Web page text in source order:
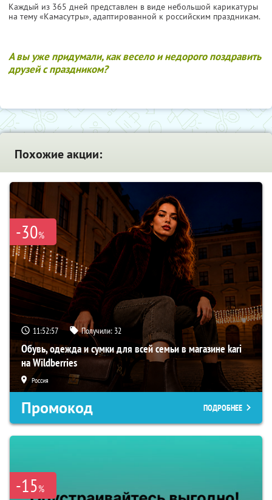
Каждый из 365 дней представлен в виде небольшой карикатуры
на тему «Камасутры», адаптированной к российским праздникам.
А вы уже придумали, как весело и недорого поздравить
друзей с праздником?
Похожие акции:
-30%
11:52:57 Получили: 32
Обувь, одежда и сумки для всей семьи в магазине kari
на Wildberries
Россия
Промокод ПОДРОБНЕЕ
-15%